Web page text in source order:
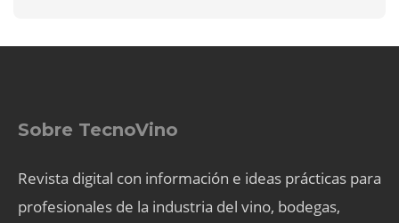
Sobre TecnoVino
Revista digital con información e ideas prácticas para
profesionales de la industria del vino, bodegas,